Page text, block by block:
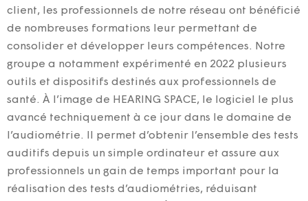
client, les professionnels de notre réseau ont bénéficié
de nombreuses formations leur permettant de
consolider et développer leurs compétences. Notre
groupe a notamment expérimenté en 2022 plusieurs
outils et dispositifs destinés aux professionnels de
santé. À l’image de HEARING SPACE, le logiciel le plus
avancé techniquement à ce jour dans le domaine de
l’audiométrie. Il permet d’obtenir l’ensemble des tests
auditifs depuis un simple ordinateur et assure aux
professionnels un gain de temps important pour la
réalisation des tests d’audiométries, réduisant